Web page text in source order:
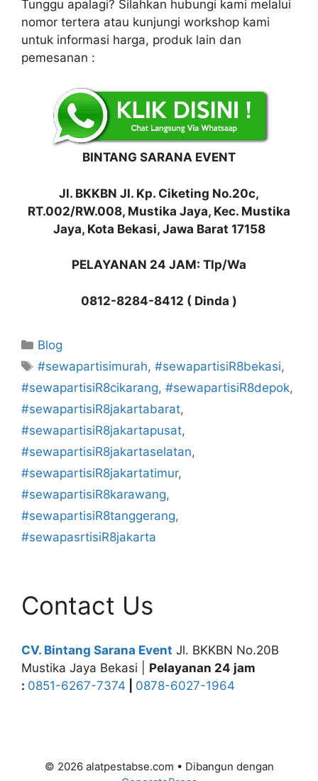
Tunggu apalagi? Silahkan hubungi kami melalui
nomor tertera atau kunjungi workshop kami
untuk informasi harga, produk lain dan
pemesanan :
BINTANG SARANA EVENT
Jl. BKKBN Jl. Kp. Ciketing No.20c,
RT.002/RW.008, Mustika Jaya, Kec. Mustika
Jaya, Kota Bekasi, Jawa Barat 17158
PELAYANAN 24 JAM: Tlp/Wa
0812-8284-8412 ( Dinda )
Kategori
Blog
Tag
#sewapartisimurah,#sewapartisiR8bekasi,
#sewapartisiR8cikarang, #sewapartisiR8depok,
#sewapartisiR8jakartabarat,
#sewapartisiR8jakartapusat,
#sewapartisiR8jakartaselatan,
#sewapartisiR8jakartatimur,
#sewapartisiR8karawang,
#sewapartisiR8tanggerang,
#sewapasrtisiR8jakarta
Contact Us
CV. Bintang Sarana Event Jl. BKKBN No.20B
Mustika Jaya Bekasi | Pelayanan 24 jam
: 0851-6267-7374 0878-6027-1964
© 2026 alatpestabse.com • Dibangun dengan